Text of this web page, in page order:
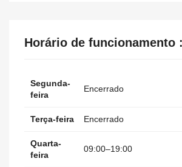
Horário de funcionamento :
Segunda-
feira
Encerrado
Terça-feira Encerrado
Quarta-
feira
09:00–19:00